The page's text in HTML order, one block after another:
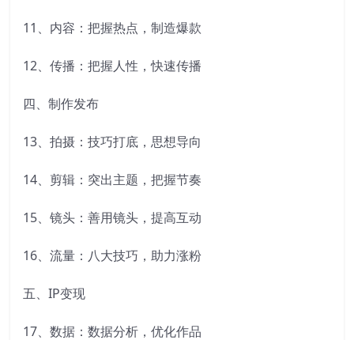
11、内容：把握热点，制造爆款
12、传播：把握人性，快速传播
四、制作发布
13、拍摄：技巧打底，思想导向
14、剪辑：突出主题，把握节奏
15、镜头：善用镜头，提高互动
16、流量：八大技巧，助力涨粉
五、IP变现
17、数据：数据分析，优化作品